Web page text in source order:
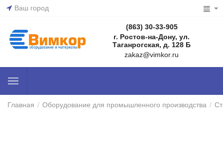
Ваш город
(863) 30-33-905
г. Ростов-на-Дону, ул.
Таганрогская, д. 128 Б
zakaz@vimkor.ru
Главная / Оборудование для промышленного производства /